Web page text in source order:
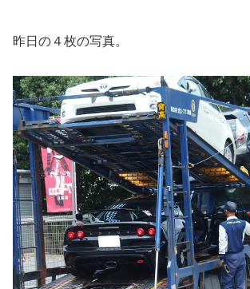
昨日の４枚の写真。